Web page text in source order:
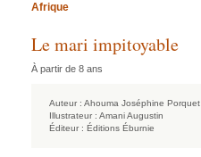
Afrique
Le mari impitoyable
À partir de 8 ans
Auteur : Ahouma Joséphine Porquet
Illustrateur : Amani Augustin
Éditeur : Éditions Éburnie